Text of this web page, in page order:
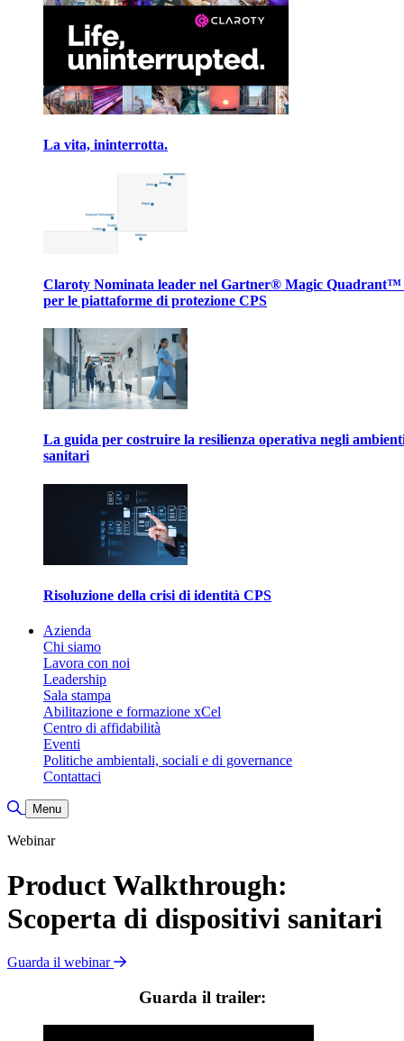
La vita, ininterrotta.
Claroty Nominata leader nel Gartner® Magic Quadrant™
per le piattaforme di protezione CPS
La guida per costruire la resilienza operativa negli
sanitari
Risoluzione della crisi di identità CPS
Azienda
Chi siamo
Lavora con noi
Leadership
Sala stampa
Abilitazione e formazione xCel
Centro di affidabilità
Eventi
Politiche ambientali, sociali e di governance
Contattaci
Attiva/disattiva ricerca
Menu
Webinar
Product Walkthrough:
Scoperta di dispositivi sanitari
Guarda il webinar
Guarda il trailer: